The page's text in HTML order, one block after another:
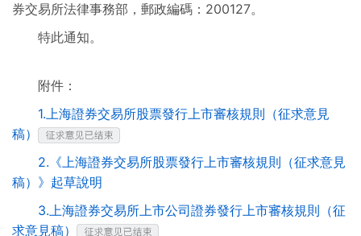
券交易所法律事務部，郵政編碼：200127。
特此通知。
附件：
1.上海證券交易所股票發行上市審核規則（征求意見
稿）
2.《上海證券交易所股票發行上市審核規則（征求意見
稿）》起草說明
3.上海證券交易所上市公司證券發行上市審核規則（征
求意見稿）